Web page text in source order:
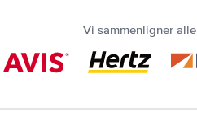
Vi sammenligner